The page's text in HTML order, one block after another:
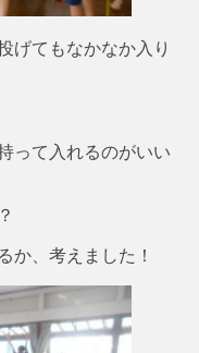
げてもなかなか入り
って入れるのがいい
か、考えました！